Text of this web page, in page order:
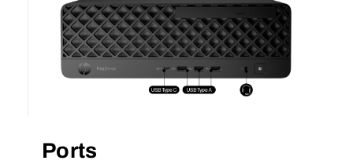
Ports